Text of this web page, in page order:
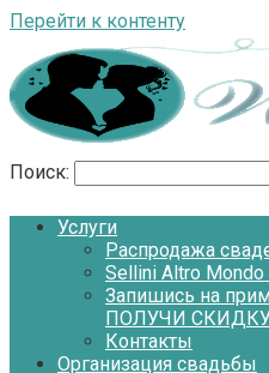
Перейти к контенту
Поиск:
Услуги
Распродажа
Sellini Altro Mondo
Запишись на
ПОЛУЧИ СКИДКУ
Контакты
Организация свадьбы